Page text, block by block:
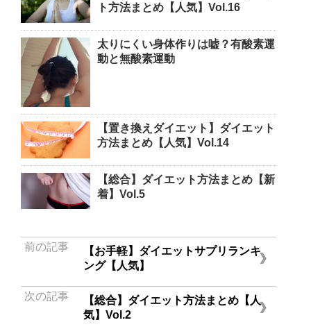
ト方法まとめ【人気】Vol.16
太りにくい身体作りは嘘？有酸素運
動と無酸素運動
【置き換えダイエット】ダイエット
方法まとめ【人気】Vol.14
【総合】ダイエット方法まとめ【新
着】Vol.5
前の記事
【お手軽】ダイエットサプリランキ
ング【人気】
次の記事
【総合】ダイエット方法まとめ【人
気】Vol.2